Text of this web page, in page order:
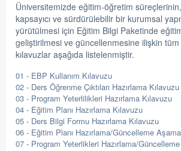
Üniversitemizde eğitim-öğretim süreçlerinin,
kapsayıcı ve sürdürülebilir bir kurumsal
yürütülmesi için Eğitim Bilgi Paketinde
geliştirilmesi ve güncellenmesine ilişkin
kılavuzlar aşağıda listelenmiştir.
01 - EBP Kullanım Kılavuzu
02 - Ders Öğrenme Çıktıları Hazırlama Kılavuzu
03 - Program Yeterlilikleri Hazırlama Kılavuzu
04 - Eğitim Planı Hazırlama Kılavuzu
05 - Ders Bilgi Formu Hazırlama Kılavuzu
06 - Eğitim Planı Hazırlama/Güncelleme
07 - Program Yeterlikleri Hazırlama/Güncelleme